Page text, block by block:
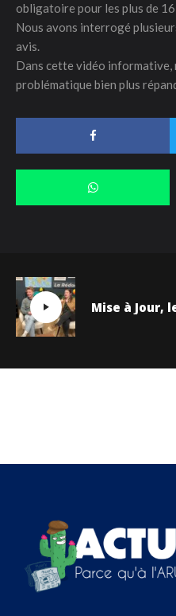
obligatoire pour les plus de 16
Nous avons interrogé
avis.
Dans cette vidéo informative,
problématique bien plus